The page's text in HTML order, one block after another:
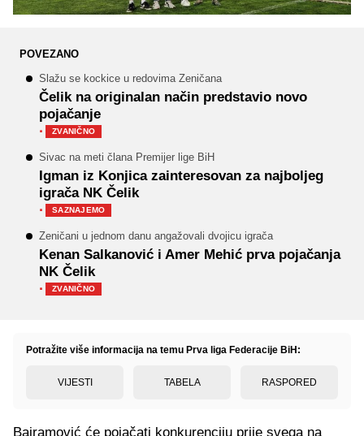
POVEZANO
Slažu se kockice u redovima Zeničana
Čelik na originalan način predstavio novo
pojačanje
· ZVANIČNO
Sivac na meti člana Premijer lige BiH
Igman iz Konjica zainteresovan za najboljeg
igrača NK Čelik
· SAZNAJEMO
Zeničani u jednom danu angažovali dvojicu igrača
Kenan Salkanović i Amer Mehić prva pojačanja
NK Čelik
· ZVANIČNO
Potražite više informacija na temu Prva liga Federacije BiH:
VIJESTI TABELA RASPORED
Bajramović će pojačati konkurenciju prije svega na